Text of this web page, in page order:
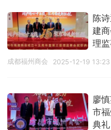
陈
建
理
成都福州商会 2025-12-19 13:23
廖
市
典礼